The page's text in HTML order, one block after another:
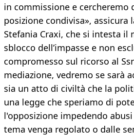
in commissione e cercheremo
posizione condivisa», assicura
Stefania Craxi, che si intesta il
sblocco dell’impasse e non
compromesso sul ricorso al
mediazione, vedremo se sarà
sia un atto di civiltà che la
una legge che speriamo di
l'opposizione impedendo
tema venga regolato o dalle